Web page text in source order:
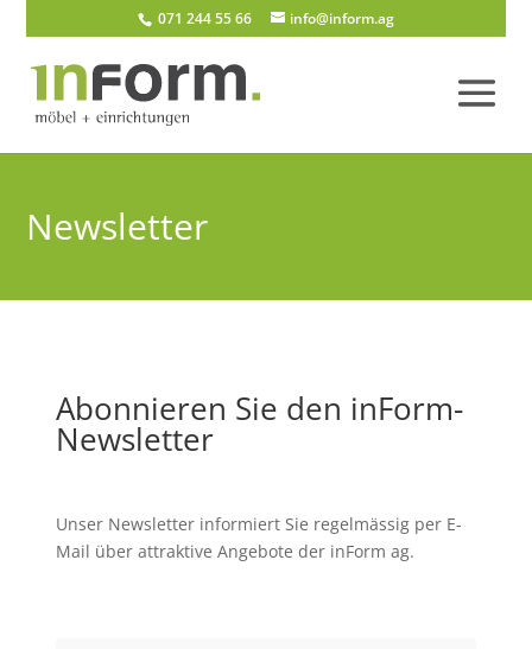
071 244 55 66 info@inform.ag
Newsletter
Abonnieren Sie den inForm-
Newsletter
Unser Newsletter informiert Sie regelmässig per E-
Mail über attraktive Angebote der inForm ag.